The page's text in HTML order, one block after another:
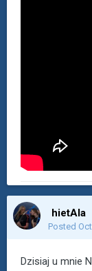
hietAla
Posted
Dzisiaj u mnie